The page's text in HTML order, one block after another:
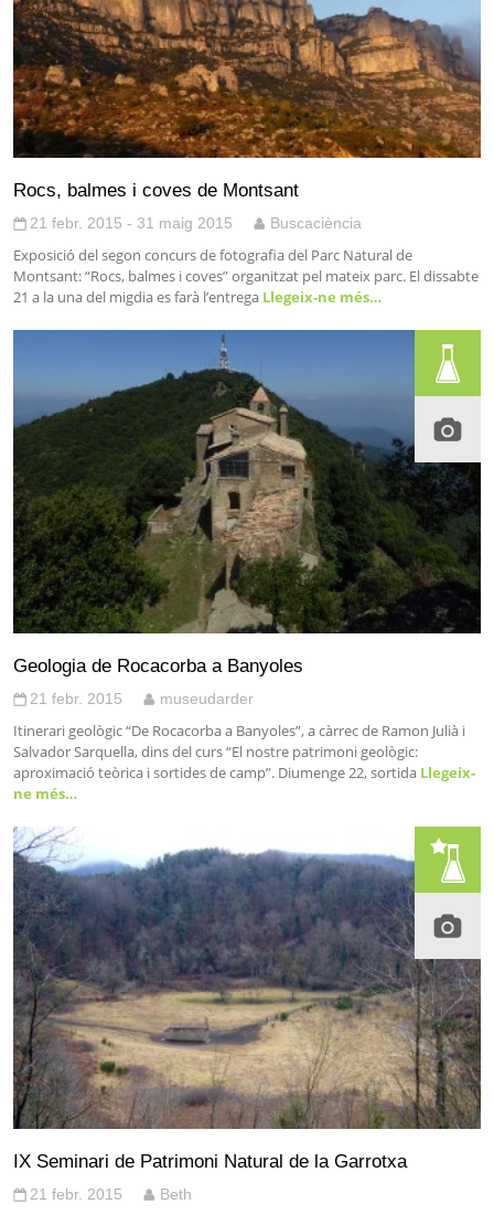
Rocs, balmes i coves de Montsant
21 febr. 2015 - 31 maig 2015 Buscaciència
Exposició del segon concurs de fotografia del Parc Natural de
Montsant: “Rocs, balmes i coves” organitzat pel mateix parc. El dissabte
21 a la una del migdia es farà l’entrega Llegeix-ne més…
Geologia de Rocacorba a Banyoles
21 febr. 2015 museudarder
Itinerari geològic “De Rocacorba a Banyoles”, a càrrec de Ramon Julià i
Salvador Sarquella, dins del curs “El nostre patrimoni geològic:
aproximació teòrica i sortides de camp”. Diumenge 22, sortida Llegeix-
ne més…
IX Seminari de Patrimoni Natural de la Garrotxa
21 febr. 2015 Beth